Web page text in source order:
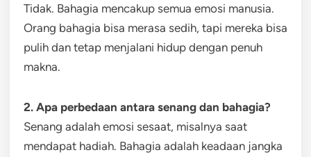
Tidak. Bahagia mencakup semua emosi manusia.
Orang bahagia bisa merasa sedih, tapi mereka bisa
pulih dan tetap menjalani hidup dengan penuh
makna.
2. Apa perbedaan antara senang dan bahagia?
Senang adalah emosi sesaat, misalnya saat
mendapat hadiah. Bahagia adalah keadaan jangka